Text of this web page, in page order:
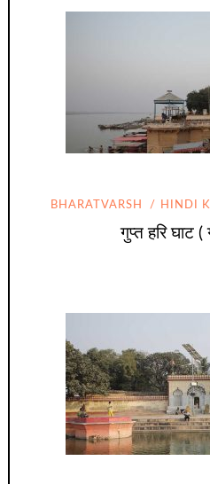
BHARATVARSH HINDI
गुप्त हरि घाट (